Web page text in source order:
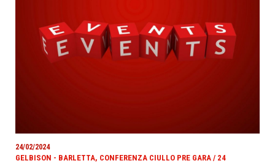
24/02/2024
GELBISON - BARLETTA, CONFERENZA CIULLO PRE GARA / 24